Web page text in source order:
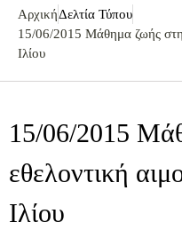
ΑρχικήΔελτία Τύπου
15/06/2015 Μάθημα ζωής
Ιλίου
15/06/2015
εθελοντική
Ιλίου